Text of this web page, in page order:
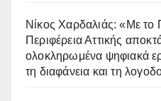
Νίκος Χαρδαλιάς: «Με
Περιφέρεια Αττικής
ολοκληρωμένα ψηφιακά
τη διαφάνεια και τη